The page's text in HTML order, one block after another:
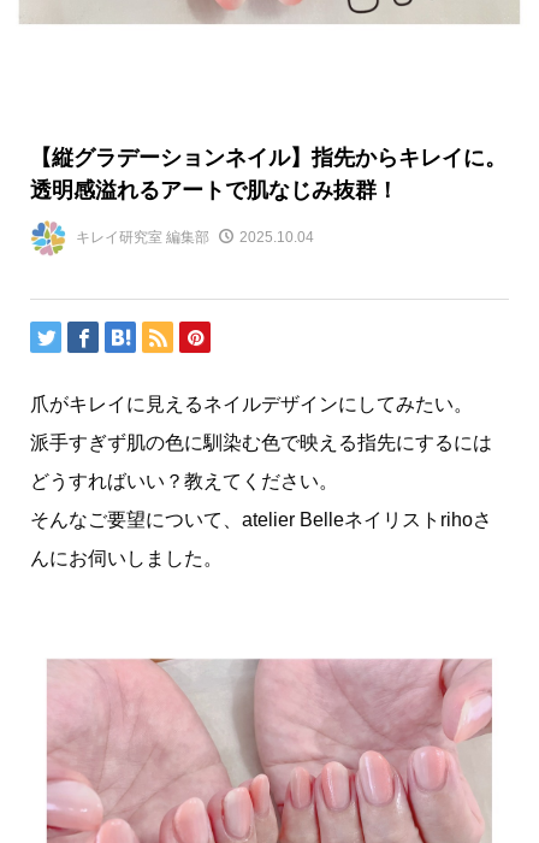
【縦グラデーションネイル】指先からキレイに。
透明感溢れるアートで肌なじみ抜群！
キレイ研究室 編集部 2025.10.04
爪がキレイに見えるネイルデザインにしてみたい。
派手すぎず肌の色に馴染む色で映える指先にするには
どうすればいい？教えてください。
そんなご要望について、atelier Belleネイリストrihoさ
んにお伺いしました。